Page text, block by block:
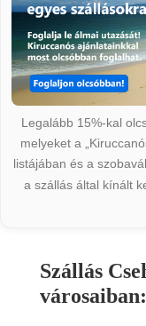
Legalább 15%-kal
melyeket a
listájában és a
a szállás által kínált
Szállás
városaiban: